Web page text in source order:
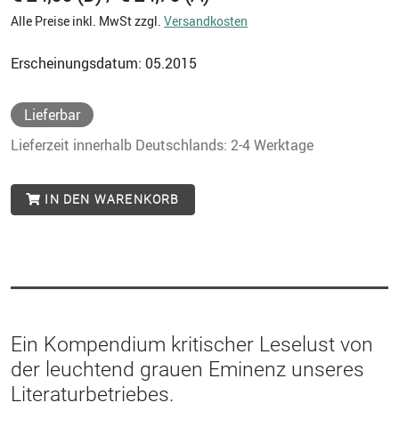
Alle Preise inkl. MwSt zzgl. Versandkosten
Erscheinungsdatum: 05.2015
Lieferbar
Lieferzeit innerhalb Deutschlands: 2-4 Werktage
IN DEN WARENKORB
Ein Kompendium kritischer Leselust von
der leuchtend grauen Eminenz unseres
Literaturbetriebes.